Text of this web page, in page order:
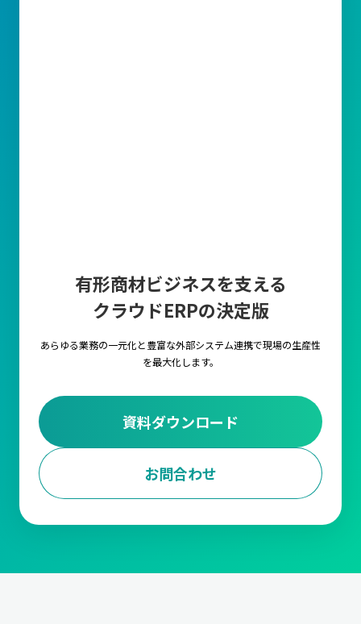
有形商材ビジネスを支える
クラウドERPの決定版
あらゆる業務の一元化と豊富な外部システム連携で現場の生産性
を最大化します。
資料ダウンロード
お問合わせ